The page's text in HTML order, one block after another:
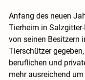
Anfang des neuen
Tierheim in
von seinen Besitzern
Tierschützer
beruflichen und
mehr ausreichend